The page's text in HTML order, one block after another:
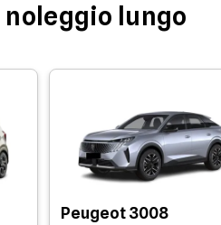
lungo
Peugeot 3008